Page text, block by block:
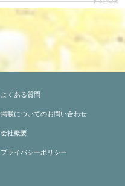
よくある質問
掲載についてのお問い合わせ
会社概要
プライバシーポリシー